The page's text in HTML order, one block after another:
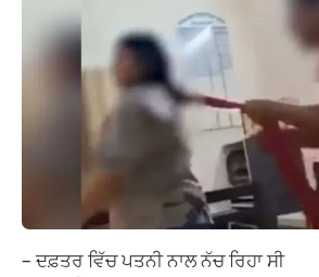
– ਦਫ਼ਤਰ ਵਿੱਚ ਪਤਨੀ ਨਾਲ ਨੱਚ ਰਿਹਾ ਸੀ